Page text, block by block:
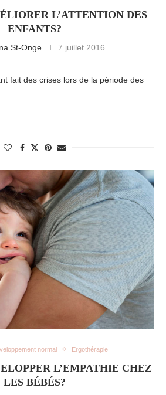
L’ATTENTION DES
ENFANTS?
St-Onge 7 juillet 2016
fait des crises lors de la période des
normal Ergothérapie
L’EMPATHIE CHEZ
LES BÉBÉS?